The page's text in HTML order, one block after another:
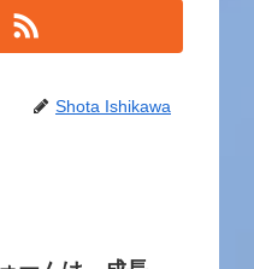
Shota Ishikawa